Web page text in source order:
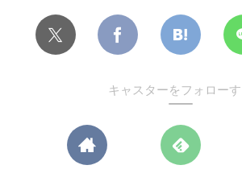
キャスターをフォロー